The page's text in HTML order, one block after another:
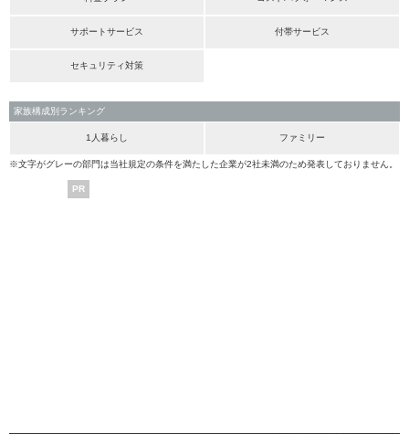
サポートサービス 付帯サービス
セキュリティ対策
家族構成別ランキング
1人暮らし ファミリー
※文字がグレーの部門は当社規定の条件を満たした企業が2社未満のため発表しておりません。
PR